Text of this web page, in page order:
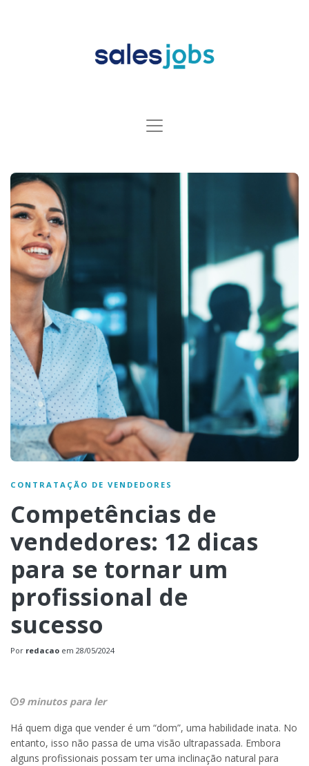
CONTRATAÇÃO DE VENDEDORES
Competências de
vendedores: 12 dicas
para se tornar um
profissional de
sucesso
Por redacao em 28/05/2024
9 minutos para ler
Há quem diga que vender é um “dom”, uma habilidade inata. No
entanto, isso não passa de uma visão ultrapassada. Embora
alguns profissionais possam ter uma inclinação natural para